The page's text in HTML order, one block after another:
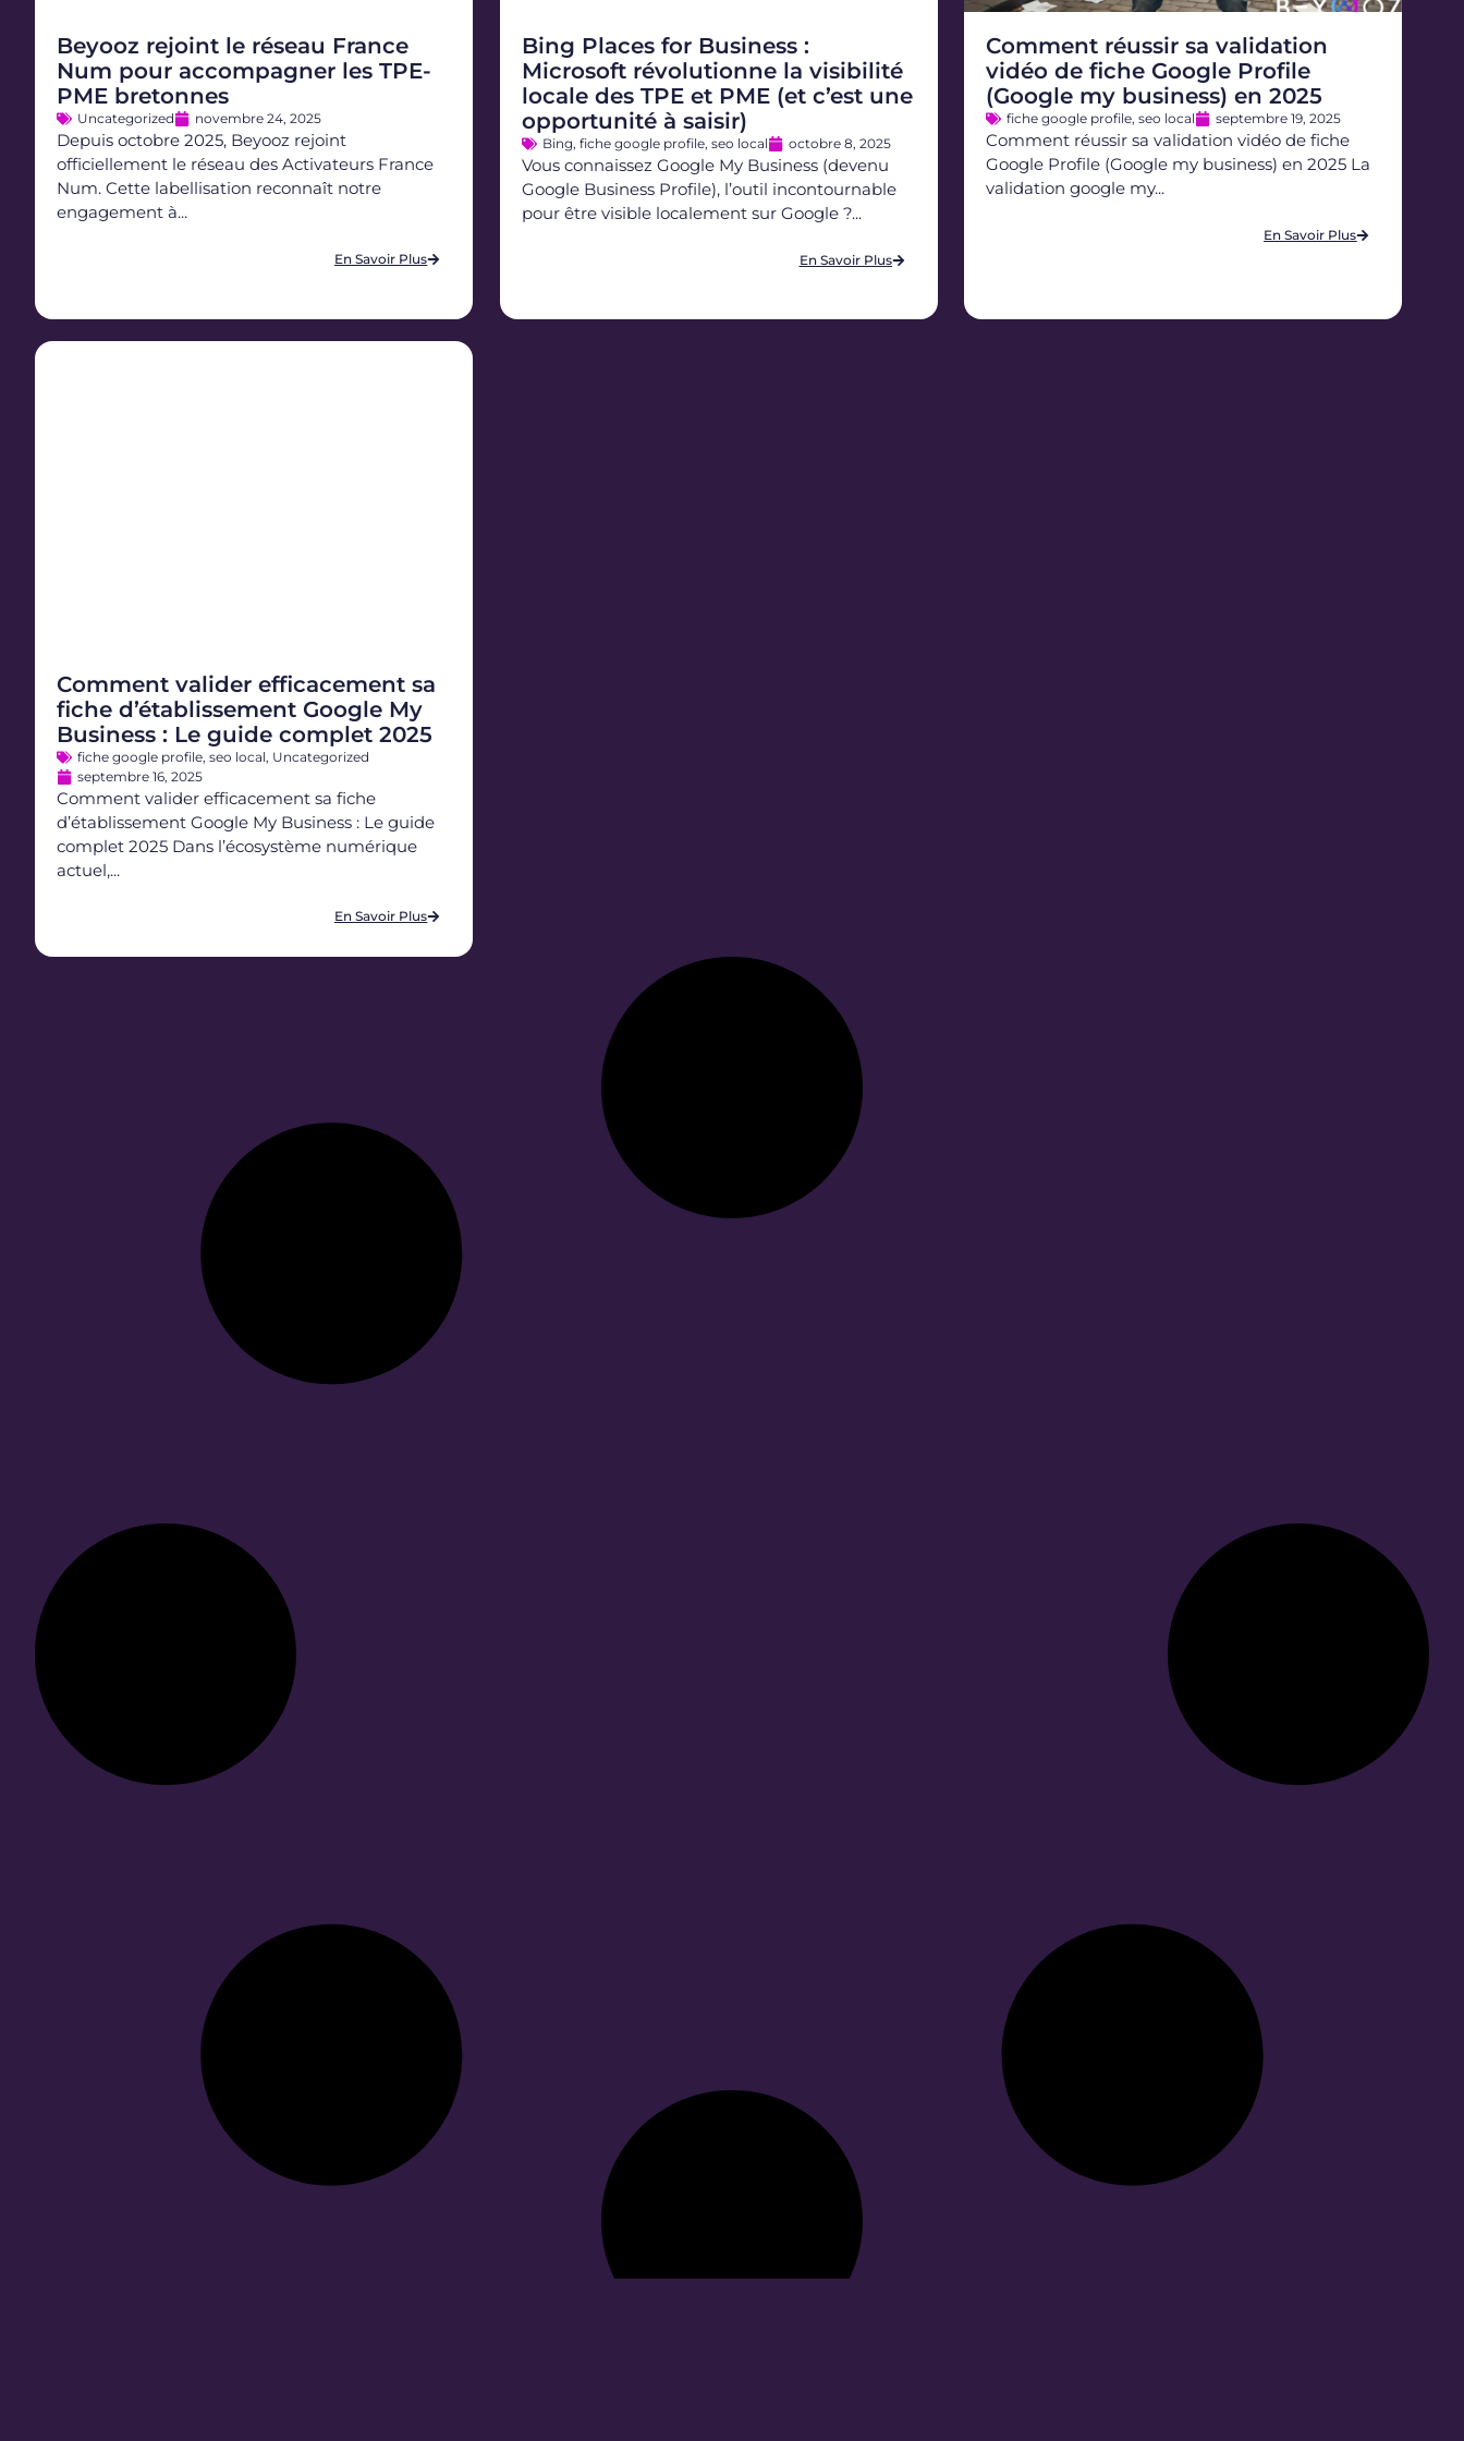
Beyooz rejoint le réseau France
Num pour accompagner les TPE-
PME bretonnes
Uncategorized novembre 24, 2025
Depuis octobre 2025, Beyooz rejoint
officiellement le réseau des Activateurs France
Num. Cette labellisation reconnaît notre
engagement à...
En Savoir Plus
Bing Places for Business :
Microsoft révolutionne la visibilité
locale des TPE et PME (et c’est une
opportunité à saisir)
Bing, fiche google profile, seo local octobre 8, 2025
Vous connaissez Google My Business (devenu
Google Business Profile), l’outil incontournable
pour être visible localement sur Google ?...
En Savoir Plus
Comment réussir sa validation
vidéo de fiche Google Profile
(Google my business) en 2025
fiche google profile,seo local septembre 19, 2025
Comment réussir sa validation vidéo de fiche
Google Profile (Google my business) en 2025 La
validation google my...
En Savoir Plus
Comment valider efficacement sa
fiche d’établissement Google My
Business : Le guide complet 2025
fiche google profile, seo local, Uncategorized
septembre 16, 2025
Comment valider efficacement sa fiche
d’établissement Google My Business : Le guide
complet 2025 Dans l’écosystème numérique
actuel,...
En Savoir Plus